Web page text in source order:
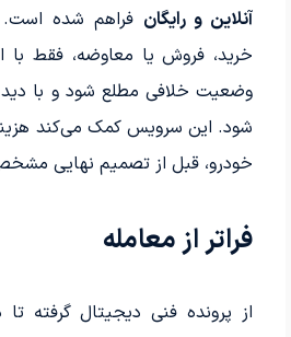
آنلاین و رایگان فراهم شده است.
خرید، فروش یا معاوضه، فقط با
وضعیت خلافی مطلع شود و با دید
شود. این سرویس کمک می‌کند
خودرو، قبل از تصمیم نهایی
فراتر از معامله
از پرونده فنی دیجیتال گرفته